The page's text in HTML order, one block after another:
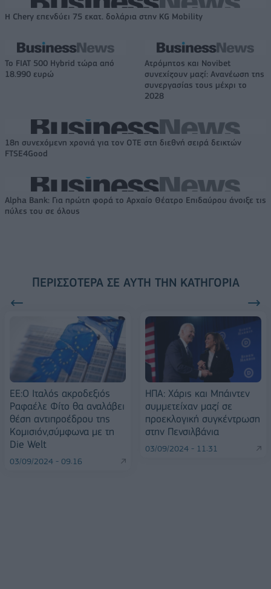
Η Chery επενδύει 75 εκατ. δολάρια στην KG Mobility
Το FIAT 500 Hybrid τώρα από
18.990 ευρώ
Ατρόμητος και Novibet
συνεχίζουν μαζί: Ανανέωση της
συνεργασίας τους μέχρι το
2028
18η συνεχόμενη χρονιά για τον ΟΤΕ στη διεθνή σειρά δεικτών
FTSE4Good
Alpha Bank: Για πρώτη φορά το Αρχαίο Θέατρο Επιδαύρου άνοιξε τις
πύλες του σε όλους
ΠΕΡΙΣΣΌΤΕΡΑ ΣΕ ΑΥΤΉ ΤΗΝ ΚΑΤΗΓΟΡΊΑ
ΕΕ:Ο Ιταλός ακροδεξιός
Ραφαέλε Φίτο θα αναλάβει
θέση αντιπροέδρου της
Κομισιόν,σύμφωνα με τη
Die Welt
03/09/2024 - 09:16
ΗΠΑ: Χάρις και Μπάιντεν
συμμετείχαν μαζί σε
προεκλογική συγκέντρωση
στην Πενσιλβάνια
03/09/2024 - 11:31